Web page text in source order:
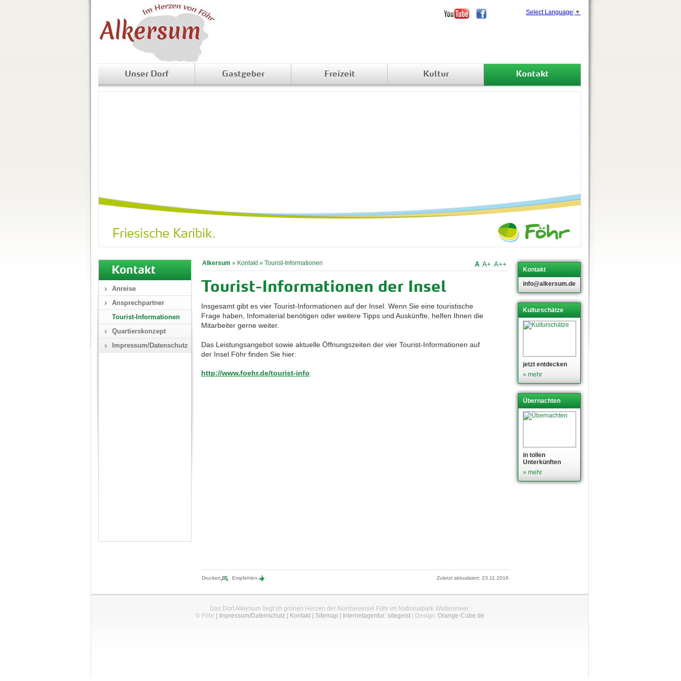
Unser Dorf Gastgeber Freizeit Kultur Kontakt
Alkersum » Kontakt» Tourist-Informationen A A+ A++
Tourist-Informationen der Insel
Insgesamt gibt es vier Tourist-Informationen auf der Insel. Wenn Sie eine touristische
Frage haben, Infomaterial benötigen oder weitere Tipps und Auskünfte, helfen Ihnen die
Mitarbeiter gerne weiter.
Das Leistungsangebot sowie aktuelle Öffnungszeiten der vier Tourist-Informationen auf
der Insel Föhr finden Sie hier:
http://www.foehr.de/tourist-info
Kontakt
info@alkersum.de
Kulturschätze
jetzt entdecken
» mehr
Übernachten
in tollen
Unterkünften
» mehr
Kontakt
Anreise
Ansprechpartner
Tourist-Informationen
Quartierskonzept
Impressum/Datenschutz
Select Language ▼
Drucken Empfehlen Zuletzt aktualisiert: 23.11.2016
Das Dorf Alkersum liegt im grünen Herzen der Nordseeinsel Föhr im Nationalpark Wattenmeer.
© Föhr| Impressum/Datenschutz| Kontakt| Sitemap Internetagentur: sitegeist| Design: Orange-Cube.de